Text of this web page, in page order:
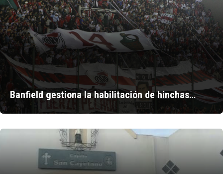
Banfield gestiona la habilitación de hinchas…